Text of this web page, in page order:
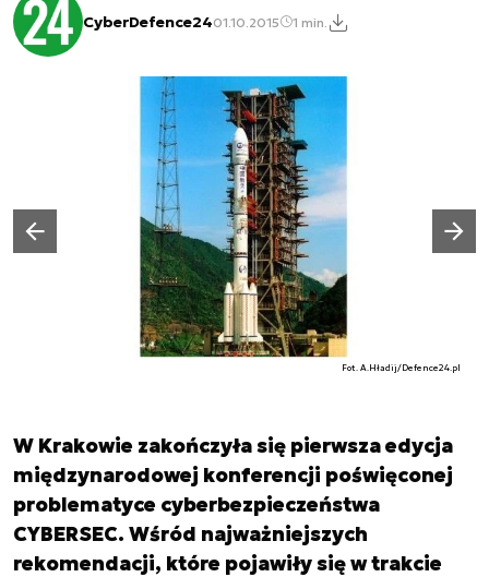
CyberDefence2401.10.2015 1 min.
Fot. A.Hładij/Defence24.pl
Poprzedni slajd
Następny slajd
W Krakowie zakończyła się pierwsza edycja
międzynarodowej konferencji poświęconej
problematyce cyberbezpieczeństwa
CYBERSEC. Wśród najważniejszych
rekomendacji, które pojawiły się w trakcie